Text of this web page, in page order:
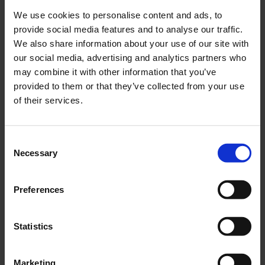
We use cookies to personalise content and ads, to
provide social media features and to analyse our traffic.
We also share information about your use of our site with
our social media, advertising and analytics partners who
may combine it with other information that you’ve
provided to them or that they’ve collected from your use
of their services.
Necessary
Preferences
Statistics
Marketing
Hastighetsmätare Honda
MB
HOR017-62-23-601
795KR
KÖP
Tändningslås Honda MB
HOT018-17-171-02
195KR
Kabelstam Honda MB Bakskärm vit Honda MB